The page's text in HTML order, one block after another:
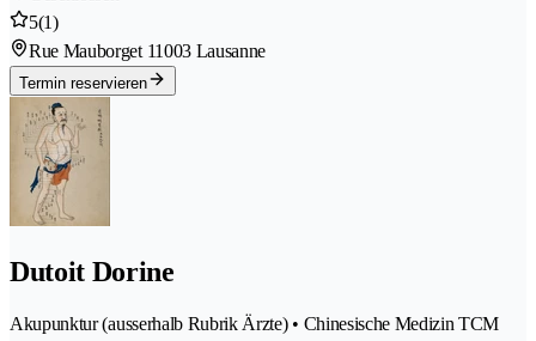
5(1)
Rue Mauborget 11003 Lausanne
Termin reservieren
Dutoit Dorine
Akupunktur (ausserhalb Rubrik Ärzte) • Chinesische Medizin TCM